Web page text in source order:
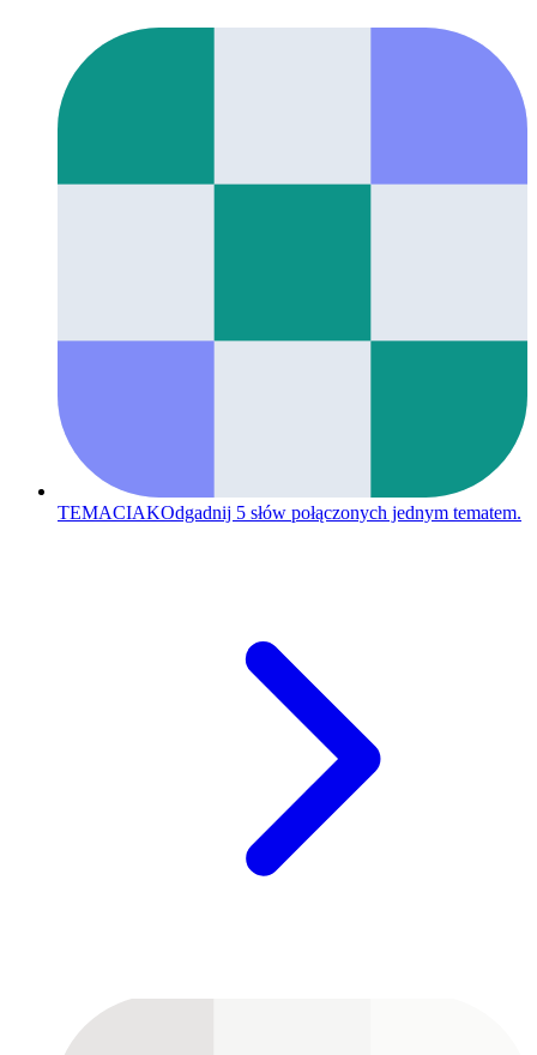
TEMACIAKOdgadnij 5 słów połączonych jednym tematem.